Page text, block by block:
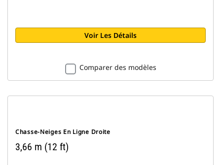
Voir Les Détails
Comparer des modèles
Chasse-Neiges En Ligne Droite
3,66 m (12 ft)